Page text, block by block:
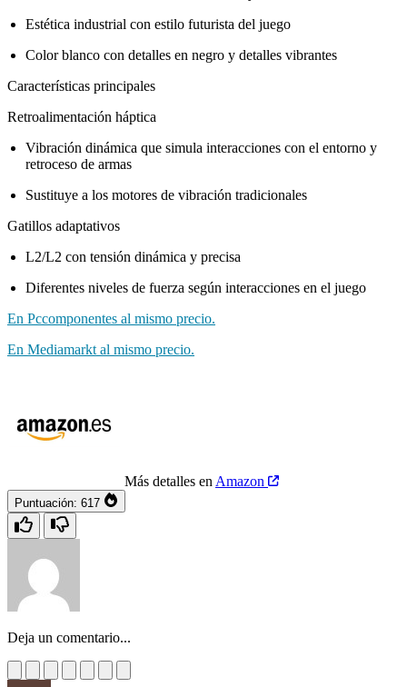
Estética industrial con estilo futurista del juego
Color blanco con detalles en negro y detalles vibrantes
Características principales
Retroalimentación háptica
Vibración dinámica que simula interacciones con el entorno y
retroceso de armas
Sustituye a los motores de vibración tradicionales
Gatillos adaptativos
L2/L2 con tensión dinámica y precisa
Diferentes niveles de fuerza según interacciones en el juego
En Pccomponentes al mismo precio.
En Mediamarkt al mismo precio.
Más detalles en Amazon
Puntuación: 617
Deja un comentario...